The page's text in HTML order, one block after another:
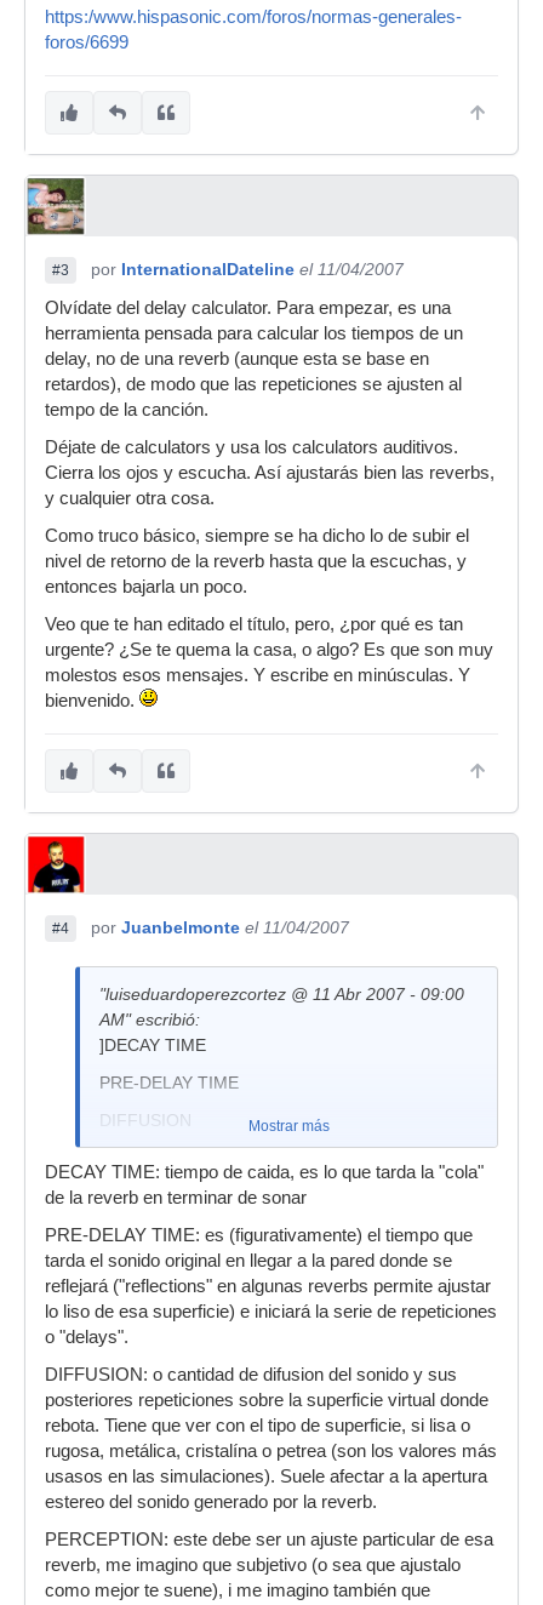
https:/www.hispasonic.com/foros/normas-generales-
foros/6699
#3 por InternationalDateline el 11/04/2007
Olvídate del delay calculator. Para empezar, es una
herramienta pensada para calcular los tiempos de un
delay, no de una reverb (aunque esta se base en
retardos), de modo que las repeticiones se ajusten al
tempo de la canción.
Déjate de calculators y usa los calculators auditivos.
Cierra los ojos y escucha. Así ajustarás bien las reverbs,
y cualquier otra cosa.
Como truco básico, siempre se ha dicho lo de subir el
nivel de retorno de la reverb hasta que la escuchas, y
entonces bajarla un poco.
Veo que te han editado el título, pero, ¿por qué es tan
urgente? ¿Se te quema la casa, o algo? Es que son muy
molestos esos mensajes. Y escribe en minúsculas. Y
bienvenido.
#4 por Juanbelmonte el 11/04/2007
"luiseduardoperezcortez @ 11 Abr 2007 - 09:00
AM" escribió:
]DECAY TIME
PRE-DELAY TIME
DIFFUSION
Mostrar más
DECAY TIME: tiempo de caida, es lo que tarda la "cola"
de la reverb en terminar de sonar
PRE-DELAY TIME: es (figurativamente) el tiempo que
tarda el sonido original en llegar a la pared donde se
reflejará ("reflections" en algunas reverbs permite ajustar
lo liso de esa superficie) e iniciará la serie de repeticiones
o "delays".
DIFFUSION: o cantidad de difusion del sonido y sus
posteriores repeticiones sobre la superficie virtual donde
rebota. Tiene que ver con el tipo de superficie, si lisa o
rugosa, metálica, cristalína o petrea (son los valores más
usasos en las simulaciones). Suele afectar a la apertura
estereo del sonido generado por la reverb.
PERCEPTION: este debe ser un ajuste particular de esa
reverb, me imagino que subjetivo (o sea que ajustalo
como mejor te suene), i me imagino también que